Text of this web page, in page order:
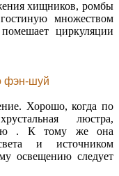
хищников, ромбы
множеством
циркуляции
фэн-шуй
Хорошо, когда по
люстра,
. К тому же она
и источником
освещению следует